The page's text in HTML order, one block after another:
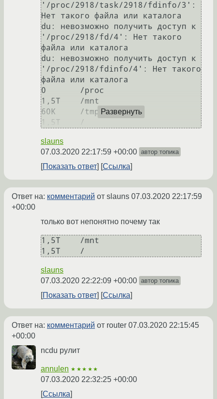
'/proc/2918/task/2918/fdinfo/3':
Нет такого файла или каталога
du: невозможно получить доступ к
'/proc/2918/fd/4': Нет такого
файла или каталога
du: невозможно получить доступ к
'/proc/2918/fdinfo/4': Нет такого
файла или каталога
0       /proc
1,5T    /mnt
60K     /tmp Развернуть
slauns
07.03.2020 22:17:59 +00:00 автор топика
Показать ответ Ссылка
Ответ на: комментарий от slauns 07.03.2020 22:17:59
+00:00
только вот непонятно почему так
1,5T    /mnt
slauns
07.03.2020 22:22:09 +00:00 автор топика
Показать ответ Ссылка
Ответ на: комментарий от router 07.03.2020 22:15:45
+00:00
ncdu рулит
annulen ★★★★★
07.03.2020 22:32:25 +00:00
Ссылка